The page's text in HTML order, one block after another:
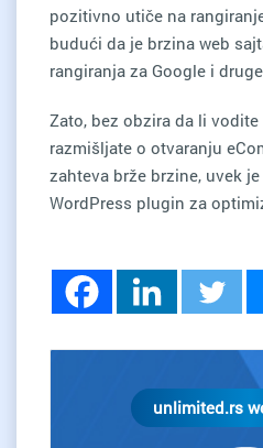
pozitivno utiče na
budući da je brzina web
rangiranja za Google i
Zato, bez obzira da li
razmišljate o otvaranju
zahteva brže brzine, uvek
WordPress plugin za
unlimited.rs